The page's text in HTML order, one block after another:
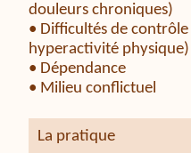
douleurs chroniques)
• Difficultés de
hyperactivité physique)
• Dépendance
• Milieu conflictuel
La pratique